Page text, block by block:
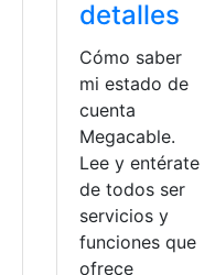
detalles
Cómo saber
mi estado de
cuenta
Megacable.
Lee y entérate
de todos ser
servicios y
funciones que
ofrece